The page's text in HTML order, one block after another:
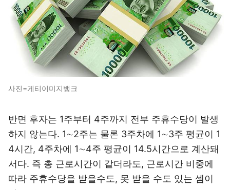
사진=게티이미지뱅크
반면 후자는 1주부터 4주까지 전부 주휴수당이 발생
하지 않는다. 1∼2주는 물론 3주차에 1∼3주 평균이 1
4시간, 4주차에 1∼4주 평균이 14.5시간으로 계산돼
서다. 즉 총 근로시간이 같더라도, 근로시간 비중에
따라 주휴수당을 받을수도, 못 받을 수도 있는 셈이